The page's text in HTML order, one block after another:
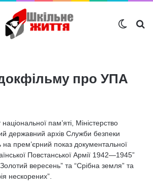
про УПА
національної пам’яті, Міністерство
державний архів Служби безпеки
прем’єрний показ документальної
Повстанської Армії 1942—1945”
вересень” та “Срібна земля” та
нескорених”.